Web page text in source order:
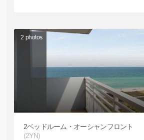
2 photos
2ベッドルーム・オーシャンフロント
(2YN)